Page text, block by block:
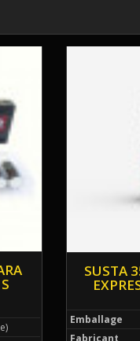
SUSTA
Emballage
Fabricant